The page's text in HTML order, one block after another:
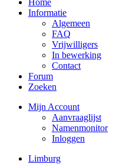
Home
Informatie
Algemeen
FAQ
Vrijwilligers
In bewerking
Contact
Forum
Zoeken
Mijn Account
Aanvraaglijst
Namenmonitor
Inloggen
Limburg